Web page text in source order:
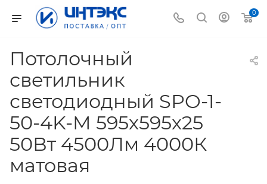
0
Потолочный
светильник
светодиодный SPO-1-
50-4K-M 595x595x25
50Вт 4500Лм 4000К
матовая